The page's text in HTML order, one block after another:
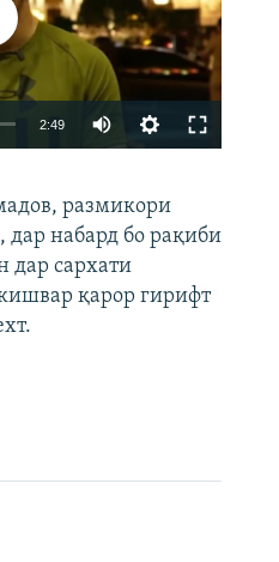
360p 480p
1080p
2:49
360p
480p
размикори
дар набард бо рақиби
дар сархати
қарор гирифт